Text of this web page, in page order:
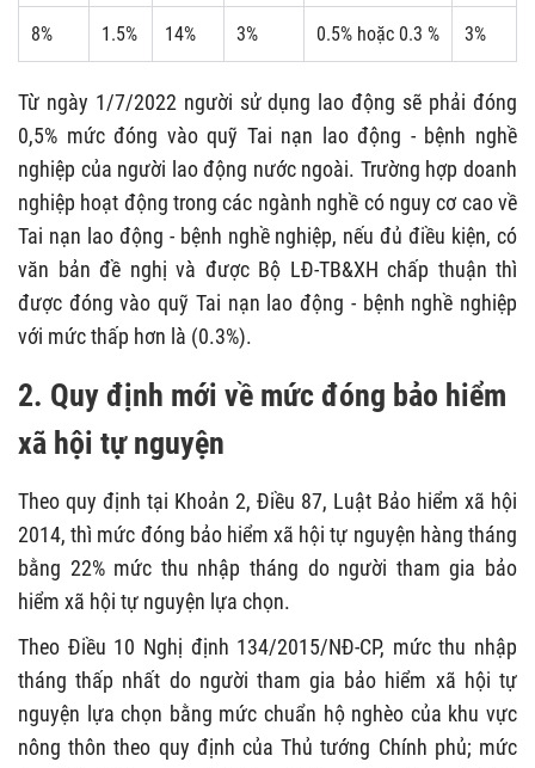
8% 1.5% 14% 3% 0.5% hoặc 0.3 % 3%
Từ ngày 1/7/2022 người sử dụng lao động sẽ phải đóng
0,5% mức đóng vào quỹ Tai nạn lao động - bệnh nghề
nghiệp của người lao động nước ngoài. Trường hợp doanh
nghiệp hoạt động trong các ngành nghề có nguy cơ cao về
Tai nạn lao động - bệnh nghề nghiệp, nếu đủ điều kiện, có
văn bản đề nghị và được Bộ LĐ-TB&XH chấp thuận thì
được đóng vào quỹ Tai nạn lao động - bệnh nghề nghiệp
với mức thấp hơn là (0.3%).
2. Quy định mới về mức đóng bảo hiểm
xã hội tự nguyện
Theo quy định tại Khoản 2, Điều 87, Luật Bảo hiểm xã hội
2014, thì mức đóng bảo hiểm xã hội tự nguyện hàng tháng
bằng 22% mức thu nhập tháng do người tham gia bảo
hiểm xã hội tự nguyện lựa chọn.
Theo Điều 10 Nghị định 134/2015/NĐ-CP, mức thu nhập
tháng thấp nhất do người tham gia bảo hiểm xã hội tự
nguyện lựa chọn bằng mức chuẩn hộ nghèo của khu vực
nông thôn theo quy định của Thủ tướng Chính phủ; mức